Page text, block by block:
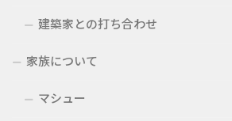
建築家との打ち合わせ
家族について
マシュー